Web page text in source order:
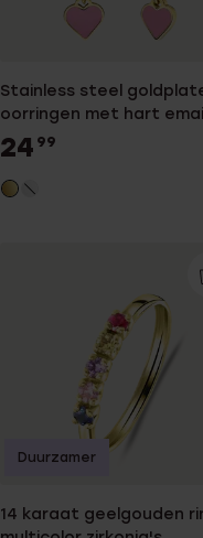
Stainless steel
oorringen met hart
lichtroze
24 99
14 karaat geelgouden
Duurzamer